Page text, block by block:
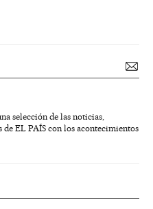
selección de las noticias,
EL PAÍS con los acontecimientos